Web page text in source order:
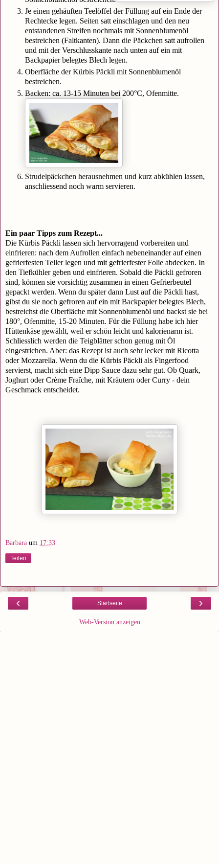
Je einen gehäuften Teelöffel der Füllung auf ein Ende der
Rechtecke legen. Seiten satt einschlagen und den neu
entstandenen Streifen nochmals mit Sonnenblumenöl
bestreichen (Faltkanten). Dann die Päckchen satt aufrollen
und mit der Verschlusskante nach unten auf ein mit
Backpapier belegtes Blech legen.
Oberfläche der Kürbis Päckli mit Sonnenblumenöl
bestreichen.
Backen: ca. 13-15 Minuten bei 200°C, Ofenmitte.
Strudelpäckchen herausnehmen und kurz abkühlen lassen,
anschliessend noch warm servieren.
Ein paar Tipps zum Rezept...
Die Kürbis Päckli lassen sich hervorragend vorbereiten und
einfrieren: nach dem Aufrollen einfach nebeneinander auf einen
gefrierfesten Teller legen und mit gefrierfester Folie abdecken. In
den Tiefkühler geben und einfrieren. Sobald die Päckli gefroren
sind, können sie vorsichtig zusammen in einen Gefrierbeutel
gepackt werden. Wenn du später dann Lust auf die Päckli hast,
gibst du sie noch gefroren auf ein mit Backpapier belegtes Blech,
bestreichst die Oberfläche mit Sonnenblumenöl und backst sie bei
180°, Ofenmitte, 15-20 Minuten. Für die Füllung habe ich hier
Hüttenkäse gewählt, weil er schön leicht und kalorienarm ist.
Schliesslich werden die Teigblätter schon genug mit Öl
eingestrichen. Aber: das Rezept ist auch sehr lecker mit Ricotta
oder Mozzarella. Wenn du die Kürbis Päckli als Fingerfood
servierst, macht sich eine Dipp Sauce dazu sehr gut. Ob Quark,
Joghurt oder Crème Fraîche, mit Kräutern oder Curry - dein
Geschmack entscheidet.
Barbara um 17:33
Teilen
‹ ›
Startseite
Web-Version anzeigen